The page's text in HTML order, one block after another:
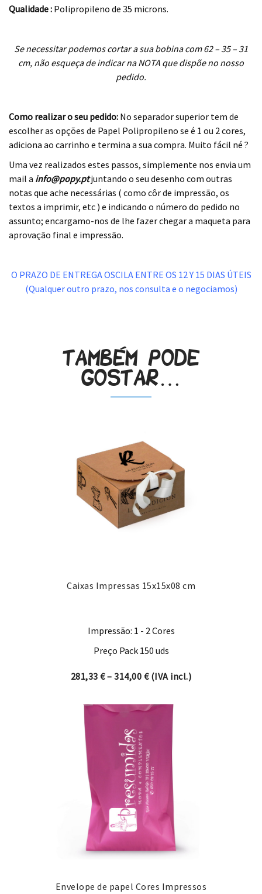
Qualidade : Polipropileno de 35 microns.
Se necessitar podemos cortar a sua bobina com 62 – 35 – 31
cm, não esqueça de indicar na NOTA que dispõe no nosso
pedido.
Como realizar o seu pedido: No separador superior tem de
escolher as opções de Papel Polipropileno se é 1 ou 2 cores,
adiciona ao carrinho e termina a sua compra. Muito fácil né ?
Uma vez realizados estes passos, simplemente nos envia um
mail a info@popy.ptjuntando o seu desenho com outras
notas que ache necessárias ( como côr de impressão, os
textos a imprimir, etc ) e indicando o número do pedido no
assunto; encargamo-nos de lhe fazer chegar a maqueta para
aprovação final e impressão.
O PRAZO DE ENTREGA OSCILA ENTRE OS 12 Y 15 DIAS ÚTEIS
(Qualquer outro prazo, nos consulta e o negociamos)
Também pode
gostar…
Caixas Impressas 15x15x08 cm
Impressão: 1 - 2 Cores
Preço Pack 150 uds
281,33€– 314,00 €Price range: 281,33 €
(IVA incl.)
Envelope de papel Cores Impressos